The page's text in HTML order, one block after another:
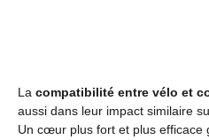
La compatibilité entre vélo et
aussi dans leur impact similaire
Un cœur plus fort et plus efficace